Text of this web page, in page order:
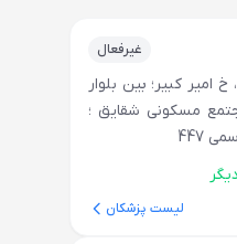
غیرفعال
کبیر؛ بین بلوار
مجتمع مسکونی شقایق ؛
لیست پزشکان